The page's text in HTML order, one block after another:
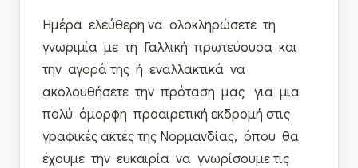
Ημέρα ελεύθερη να ολοκληρώσετε τη
γνωριμία με τη Γαλλική πρωτεύουσα και
την αγορά της ή εναλλακτικά να
ακολουθήσετε την πρόταση μας για μια
πολύ όμορφη προαιρετική εκδρομή στις
γραφικές ακτές της Νορμανδίας, όπου θα
έχουμε την ευκαιρία να γνωρίσουμε τις